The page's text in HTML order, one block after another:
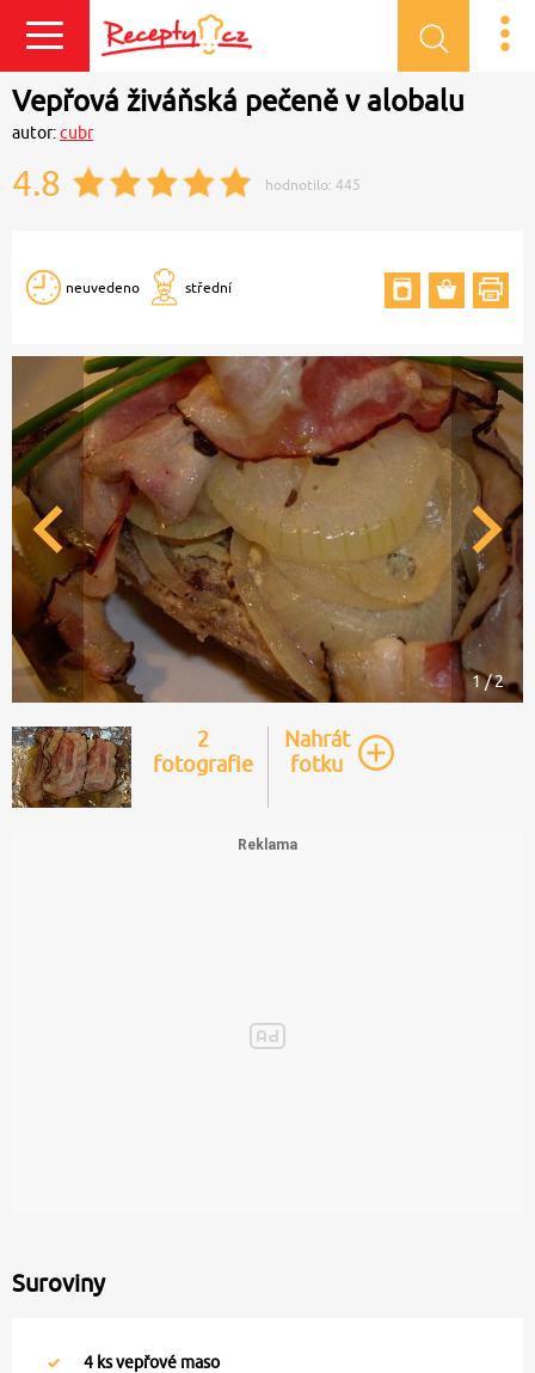
Přihlásit se
Vepřová živáňská pečeně v alobalu
autor:cubr
4.8 hodnotilo: 445
neuvedeno střední
1 / 2
2
fotografie
Nahrát
fotku
Suroviny
4 ks vepřové maso